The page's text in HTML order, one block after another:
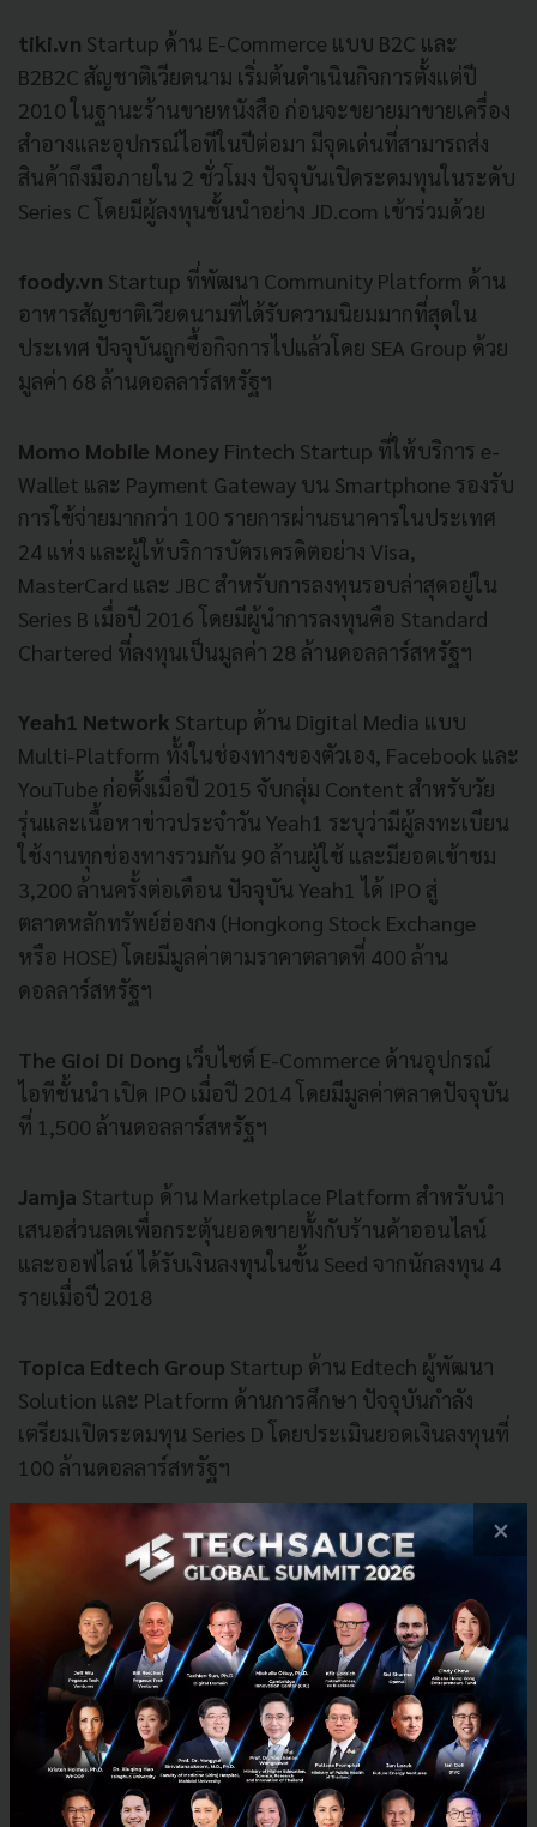
tiki.vn Startup ด้าน E-Commerce แบบ B2C และ
B2B2C สัญชาติเวียดนาม เริ่มต้นดำเนินกิจการตั้งแต่ปี
2010ในฐานะร้านขายหนังสือ ก่อนจะขยายมาขายเครื่อง
สำอางและอุปกรณ์ไอทีในปีต่อมา มีจุดเด่นที่สามารถส่ง
สินค้าถึงมือภายใน 2 ชั่วโมง ปัจจุบันเปิดระดมทุนในระดับ
Series C โดยมีผู้ลงทุนชั้นนำอย่าง JD.com เข้าร่วมด้วย
foody.vn Startup ที่พัฒนา Community Platform ด้าน
อาหารสัญชาติเวียดนามที่ได้รับความนิยมมากที่สุดใน
ประเทศ ปัจจุบันถูกซื้อกิจการไปแล้วโดย SEA Group ด้วย
มูลค่า 68 ล้านดอลลาร์สหรัฐฯ
Momo Mobile Money Fintech Startup ที่ให้บริการ e-
Wallet และ Payment Gateway บน Smartphone รองรับ
การใข้จ่ายมากกว่า 100 รายการผ่านธนาคารในประเทศ
24 แห่ง และผู้ให้บริการบัตรเครดิตอย่าง Visa,
MasterCard และ JBC สำหรับการลงทุนรอบล่าสุดอยู่ใน
Series B เมื่อปี 2016 โดยมีผู้นำการลงทุนคือ Standard
Chartered ที่ลงทุนเป็นมูลค่า 28 ล้านดอลลาร์สหรัฐฯ
Yeah1 Network Startup ด้าน Digital Media แบบ
Multi-Platform ทั้งในช่องทางของตัวเอง, Facebook และ
YouTube ก่อตั้งเมื่อปี 2015 จับกลุ่ม Content สำหรับวัย
รุ่นและเนื้อหาข่าวประจำวัน Yeah1 ระบุว่ามีผู้ลงทะเบียน
ใช้งานทุกช่องทางรวมกัน 90 ล้านผู้ใช้ และมียอดเข้าชม
3,200 ล้านครั้งต่อเดือน ปัจจุบัน Yeah1 ได้ IPO สู่
ตลาดหลักทรัพย์ฮ่องกง (Hongkong Stock Exchange
หรือ HOSE) โดยมีมูลค่าตามราคาตลาดที่ 400 ล้าน
ดอลลาร์สหรัฐฯ
The Gioi Di Dong เว็บไซต์ E-Commerce ด้านอุปกรณ์
ไอทีชั้นนำ เปิด IPO เมื่อปี 2014 โดยมีมูลค่าตลาดปัจจุบัน
ที่ 1,500 ล้านดอลลาร์สหรัฐฯ
Jamja Startup ด้าน Marketplace Platform สำหรับนำ
เสนอส่วนลดเพื่อกระตุ้นยอดขายทั้งกับร้านค้าออนไลน์
และออฟไลน์ ได้รับเงินลงทุนในขั้น Seed จากนักลงทุน 4
รายเมื่อปี 2018
Topica Edtech Group Startup ด้าน Edtech ผู้พัฒนา
Solution และ Platform ด้านการศึกษา ปัจจุบันกำลัง
เตรียมเปิดระดมทุน Series D โดยประเมินยอดเงินลงทุนที่
100 ล้านดอลลาร์สหรัฐฯ
Appota
Startup ผู้ให้บริการ Mobile Platform โดยมี
ธุรกิจหลัก 3 อย่าง ได้แก่ Game Publisher, ธุรกิจโฆษณา
และ Payment Platform โดยเพิ่งรับการลงทุน Series C
จากกลุ่มนักลงทุนเกาหลีและกำลังเตรียมเปิดลงทุนรอบ
Series D ในเร็วๆ นี้
×